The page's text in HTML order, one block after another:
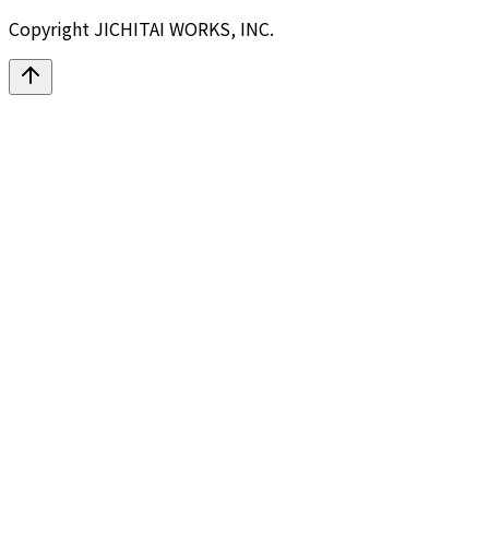
Copyright JICHITAI WORKS, INC.